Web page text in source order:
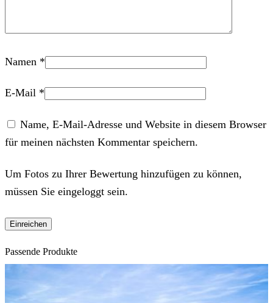
Namen *
E-Mail *
Name, E-Mail-Adresse und Website in diesem Browser
für meinen nächsten Kommentar speichern.
Um Fotos zu Ihrer Bewertung hinzufügen zu können,
müssen Sie eingeloggt sein.
Passende Produkte